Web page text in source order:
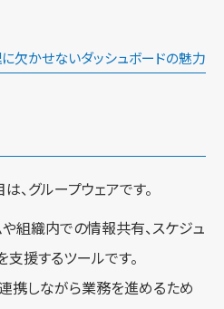
欠かせないダッシュボードの魅力
、グループウェアです。
や組織内での情報共有、スケジュ
支援するツールです。
携しながら業務を進めるため